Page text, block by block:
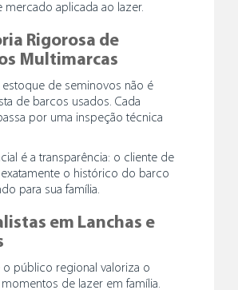
Oficina Móvel
Share
Login
Clube
Fale Conosco
mercado aplicada ao lazer.
Rigorosa de
Multimarcas
estoque de seminovos não é
de barcos usados. Cada
por uma inspeção técnica
é a transparência: o cliente de
exatamente o histórico do barco
para sua família.
em Lanchas e
o público regional valoriza o
de lazer em família.